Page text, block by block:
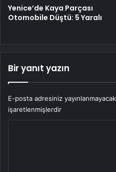
Yenice’de Kaya Parçası
Otomobile Düştü: 5 Yaralı
Bir yanıt yazın
E-posta adresiniz
işaretlenmişlerdir